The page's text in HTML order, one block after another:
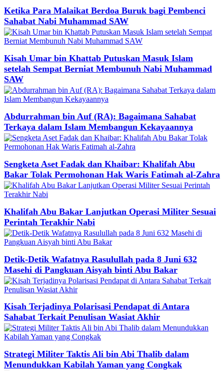
Ketika Para Malaikat Berdoa Buruk bagi Pembenci
Sahabat Nabi Muhammad SAW
Kisah Umar bin Khattab Putuskan Masuk Islam
setelah Sempat Berniat Membunuh Nabi Muhammad
SAW
Abdurrahman bin Auf (RA): Bagaimana Sahabat
Terkaya dalam Islam Membangun Kekayaannya
Sengketa Aset Fadak dan Khaibar: Khalifah Abu
Bakar Tolak Permohonan Hak Waris Fatimah al-Zahra
Khalifah Abu Bakar Lanjutkan Operasi Militer Sesuai
Perintah Terakhir Nabi
Detik-Detik Wafatnya Rasulullah pada 8 Juni 632
Masehi di Pangkuan Aisyah binti Abu Bakar
Kisah Terjadinya Polarisasi Pendapat di Antara
Sahabat Terkait Penulisan Wasiat Akhir
Strategi Militer Taktis Ali bin Abi Thalib dalam
Menundukkan Kabilah Yaman yang Congkak